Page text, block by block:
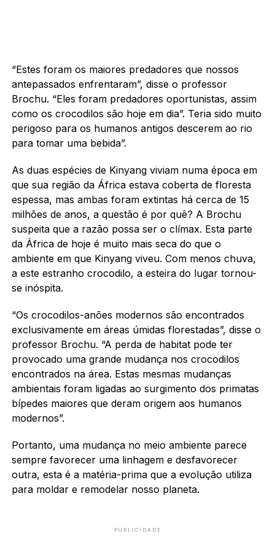
“Estes foram os maiores predadores que nossos
antepassados enfrentaram”, disse o professor
Brochu. “Eles foram predadores oportunistas, assim
como os crocodilos são hoje em dia”. Teria sido muito
perigoso para os humanos antigos descerem ao rio
para tomar uma bebida”.
As duas espécies de Kinyang viviam numa época em
que sua região da África estava coberta de floresta
espessa, mas ambas foram extintas há cerca de 15
milhões de anos, a questão é por quê? A Brochu
suspeita que a razão possa ser o clímax. Esta parte
da África de hoje é muito mais seca do que o
ambiente em que Kinyang viveu. Com menos chuva,
a este estranho crocodilo, a esteira do lugar tornou-
se inóspita.
“Os crocodilos-anões modernos são encontrados
exclusivamente em áreas úmidas florestadas”, disse o
professor Brochu. “A perda de habitat pode ter
provocado uma grande mudança nos crocodilos
encontrados na área. Estas mesmas mudanças
ambientais foram ligadas ao surgimento dos primatas
bípedes maiores que deram origem aos humanos
modernos”.
Portanto, uma mudança no meio ambiente parece
sempre favorecer uma linhagem e desfavorecer
outra, esta é a matéria-prima que a evolução utiliza
para moldar e remodelar nosso planeta.
PUBLICIDADE